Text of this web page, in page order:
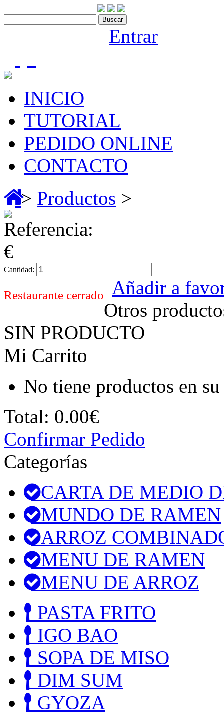
Entrar
INICIO
TUTORIAL
PEDIDO ONLINE
CONTACTO
> Productos >
Referencia:
€
Cantidad:
Restaurante cerrado
Añadir a
Otros
SIN PRODUCTO
Mi Carrito
No tiene productos en
Total: 0.00€
Confirmar Pedido
Categorías
CARTA DE MEDIO
MUNDO DE RAMEN
ARROZ
MENU DE RAMEN
MENU DE ARROZ
PASTA FRITO
IGO BAO
SOPA DE MISO
DIM SUM
GYOZA